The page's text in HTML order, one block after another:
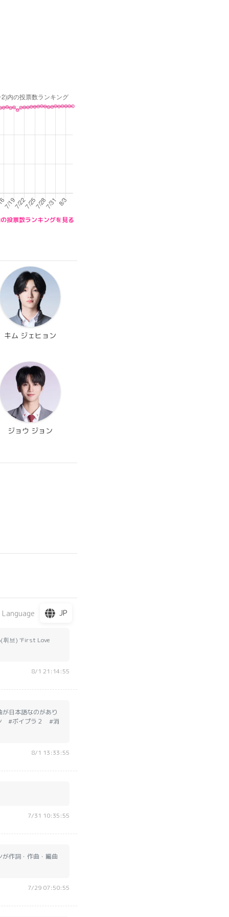
投票数ランキングを見る
キム ジェヒョン
ジョウ ジョン
Language JP
휘브) 'First Love
8/1 21:14:55
日本語なのがあり
ン #ボイプラ２ #消
8/1 13:33:55
7/31 10:35:55
作詞・作曲・編曲
7/29 07:50:55